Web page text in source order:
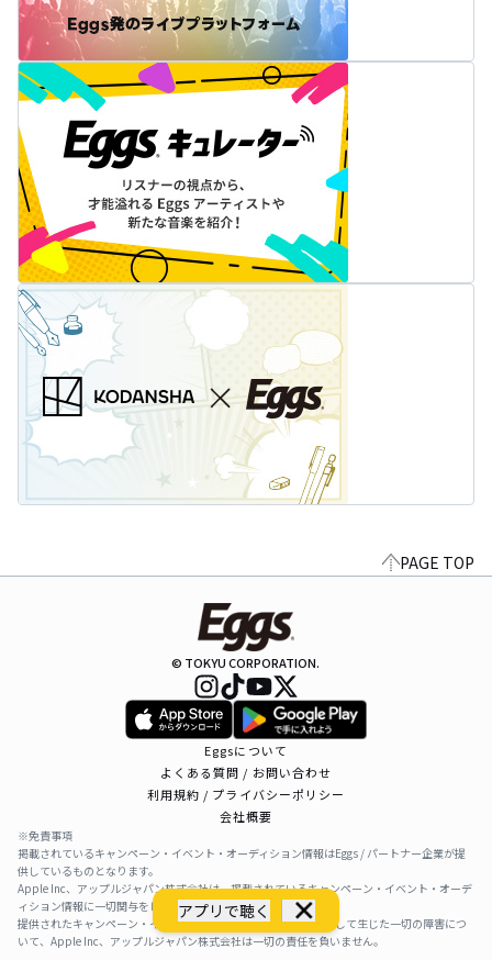
アプリで聴く
PAGE TOP
© TOKYU CORPORATION.
Eggsについて
よくある質問 / お問い合わせ
利用規約 / プライバシーポリシー
会社概要
※免責事項
掲載されているキャンペーン・イベント・オーディション情報はEggs / パートナー企業が提
供しているものとなります。
Apple Inc、アップルジャパン株式会社は、掲載されているキャンペーン・イベント・オーデ
ィション情報に一切関与をしておりません。
提供されたキャンペーン・イベント・オーディション情報を利用して生じた一切の障害につ
いて、Apple Inc、アップルジャパン株式会社は一切の責任を負いません。